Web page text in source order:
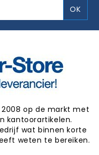
op de markt met
kantoorartikelen.
wat binnen korte
weten te bereiken.